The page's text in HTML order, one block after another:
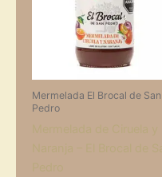
Mermelada El Brocal de San
Pedro